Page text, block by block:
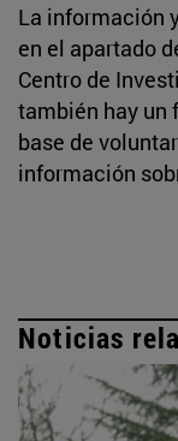
La información
en el apartado
Centro de
también hay un
base de
información
Noticias